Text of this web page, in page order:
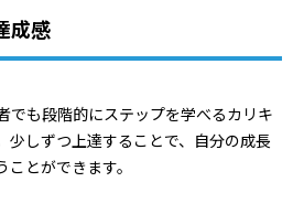
成感
でも段階的にステップを学べるカリキ
少しずつ上達することで、自分の成長
とができます。